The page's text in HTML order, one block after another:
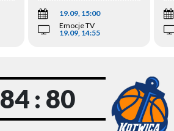
19.09, 15:00
Emocje TV
19.09, 14:55
84 : 80